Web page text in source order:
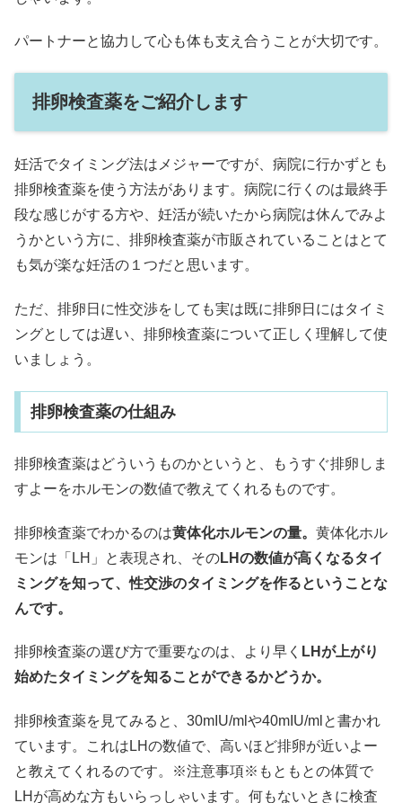
パートナーと協力して心も体も支え合うことが大切です。
排卵検査薬をご紹介します
妊活でタイミング法はメジャーですが、病院に行かずとも
排卵検査薬を使う方法があります。病院に行くのは最終手
段な感じがする方や、妊活が続いたから病院は休んでみよ
うかという方に、排卵検査薬が市販されていることはとて
も気が楽な妊活の１つだと思います。
ただ、排卵日に性交渉をしても実は既に排卵日にはタイミ
ングとしては遅い、排卵検査薬について正しく理解して使
いましょう。
排卵検査薬の仕組み
排卵検査薬はどういうものかというと、もうすぐ排卵しま
すよーをホルモンの数値で教えてくれるものです。
排卵検査薬でわかるのは黄体化ホルモンの量。 黄体化ホル
モンは「LH」と表現され、そのLHの数値が高くなるタイ
ミングを知って、性交渉のタイミングを作るということな
んです。
排卵検査薬の選び方で重要なのは、より早く LHが上がり
始めたタイミングを知ることができるかどうか。
排卵検査薬を見てみると、30mIU/mlや40mIU/mlと書かれ
ています。これはLHの数値で、高いほど排卵が近いよー
と教えてくれるのです。※注意事項※もともとの体質で
LHが高めな方もいらっしゃいます。何もないときに検査